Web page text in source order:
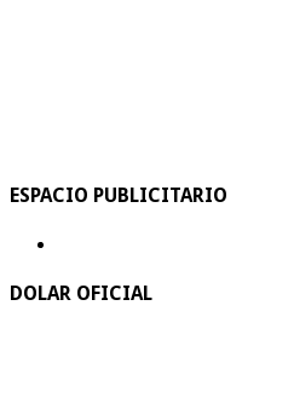
ESPACIO PUBLICITARIO
DOLAR OFICIAL